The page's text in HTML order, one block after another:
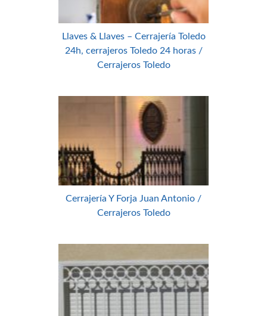
Llaves & Llaves – Cerrajería Toledo
24h, cerrajeros Toledo 24 horas /
Cerrajeros Toledo
Cerrajería Y Forja Juan Antonio /
Cerrajeros Toledo